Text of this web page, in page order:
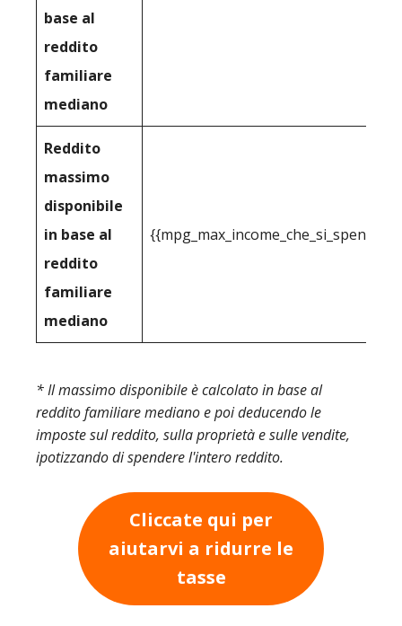
base al
reddito
familiare
mediano
Reddito
massimo
disponibile
in base al
reddito
familiare
mediano
* Il massimo disponibile è calcolato in base al
reddito familiare mediano e poi deducendo le
imposte sul reddito, sulla proprietà e sulle vendite,
ipotizzando di spendere l'intero reddito.
Cliccate qui per
aiutarvi a ridurre le
tasse